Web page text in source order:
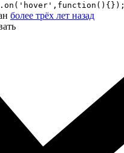
более трёх лет назад